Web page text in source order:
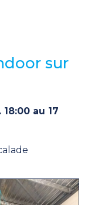
sur
18:00 au 17